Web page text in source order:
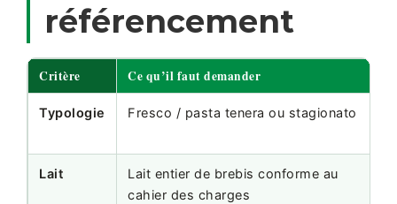
référencement
Critère Ce qu’il faut demander
Typologie Fresco / pasta tenera ou stagionato
Lait
Lait entier de brebis conforme au
cahier des charges